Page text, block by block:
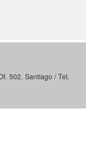
502. Santiago / Tel.